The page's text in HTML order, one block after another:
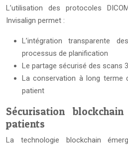
L’utilisation des protocoles
Invisalign permet :
L’intégration transparente
processus de planification
Le partage sécurisé des scans
La conservation à long terme
patient
Sécurisation
patients
La technologie blockchain